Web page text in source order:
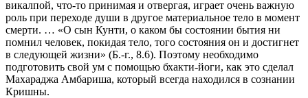
викалпой, что-то принимая и отвергая, играет очень важную
роль при переходе души в другое материальное тело в момент
смерти. … «О сын Кунти, о каком бы состоянии бытия ни
помнил человек, покидая тело, того состояния он и достигнет
в следующей жизни» (Б.-г., 8.6). Поэтому необходимо
подготовить свой ум с помощью бхакти-йоги, как это сделал
Махараджа Амбариша, который всегда находился в сознании
Кришны.